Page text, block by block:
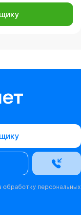
обработку персональных